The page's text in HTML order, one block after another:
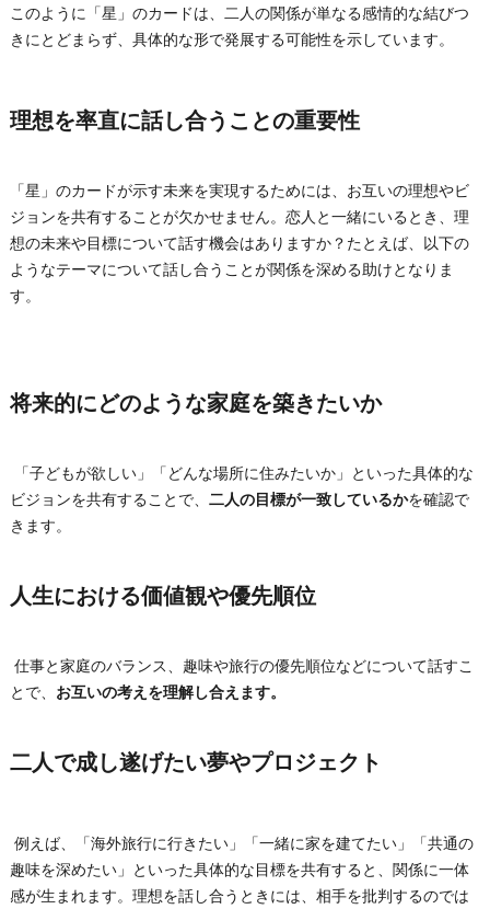
このように「星」のカードは、二人の関係が単なる感情的な結びつ
きにとどまらず、具体的な形で発展する可能性を示しています。
理想を率直に話し合うことの重要性
「星」のカードが示す未来を実現するためには、お互いの理想やビ
ジョンを共有することが欠かせません。恋人と一緒にいるとき、理
想の未来や目標について話す機会はありますか？たとえば、以下の
ようなテーマについて話し合うことが関係を深める助けとなりま
す。
将来的にどのような家庭を築きたいか
「子どもが欲しい」「どんな場所に住みたいか」といった具体的な
ビジョンを共有することで、 二人の目標が一致しているかを確認で
きます。
人生における価値観や優先順位
仕事と家庭のバランス、趣味や旅行の優先順位などについて話すこ
とで、 お互いの考えを理解し合えます。
二人で成し遂げたい夢やプロジェクト
例えば、「海外旅行に行きたい」「一緒に家を建てたい」「共通の
趣味を深めたい」といった具体的な目標を共有すると、関係に一体
感が生まれます。理想を話し合うときには、相手を批判するのでは